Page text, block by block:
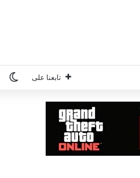
تابعنا على